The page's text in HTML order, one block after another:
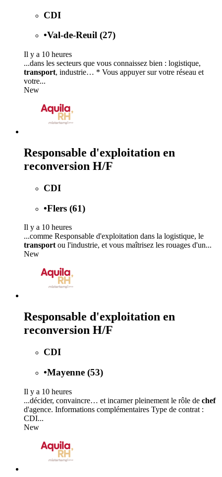
CDI
•Val-de-Reuil (27)
Il y a 10 heures
...dans les secteurs que vous connaissez bien : logistique,
transport, industrie… * Vous appuyer sur votre réseau et
votre...
New
Responsable d'exploitation en
reconversion H/F
CDI
•Flers (61)
Il y a 10 heures
...comme Responsable d'exploitation dans la logistique, le
transport ou l'industrie, et vous maîtrisez les rouages d'un...
New
Responsable d'exploitation en
reconversion H/F
CDI
•Mayenne (53)
Il y a 10 heures
...décider, convaincre… et incarner pleinement le rôle de chef
d'agence. Informations complémentaires Type de contrat :
CDI...
New